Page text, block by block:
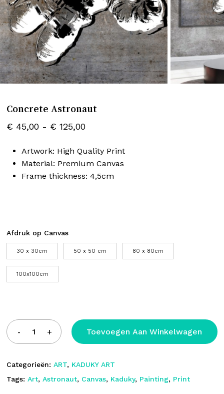
Concrete Astronaut
€ 45,00 - € 125,00Prijsklasse:
tot
€ 125,00
Artwork: High Quality Print
Material: Premium Canvas
Frame thickness: 4,5cm
Afdruk op Canvas
30 x 30cm 50 x 50 cm 80 x 80cm
100x100cm
Toevoegen Aan Winkelwagen
Categorieën:ART, KADUKY ART
Tags:Art,Astronaut, Canvas, Kaduky, Painting, Print
Naam*
E-mail *
Mijn naam, e-mail en site opslaan
in deze browser voor de volgende keer